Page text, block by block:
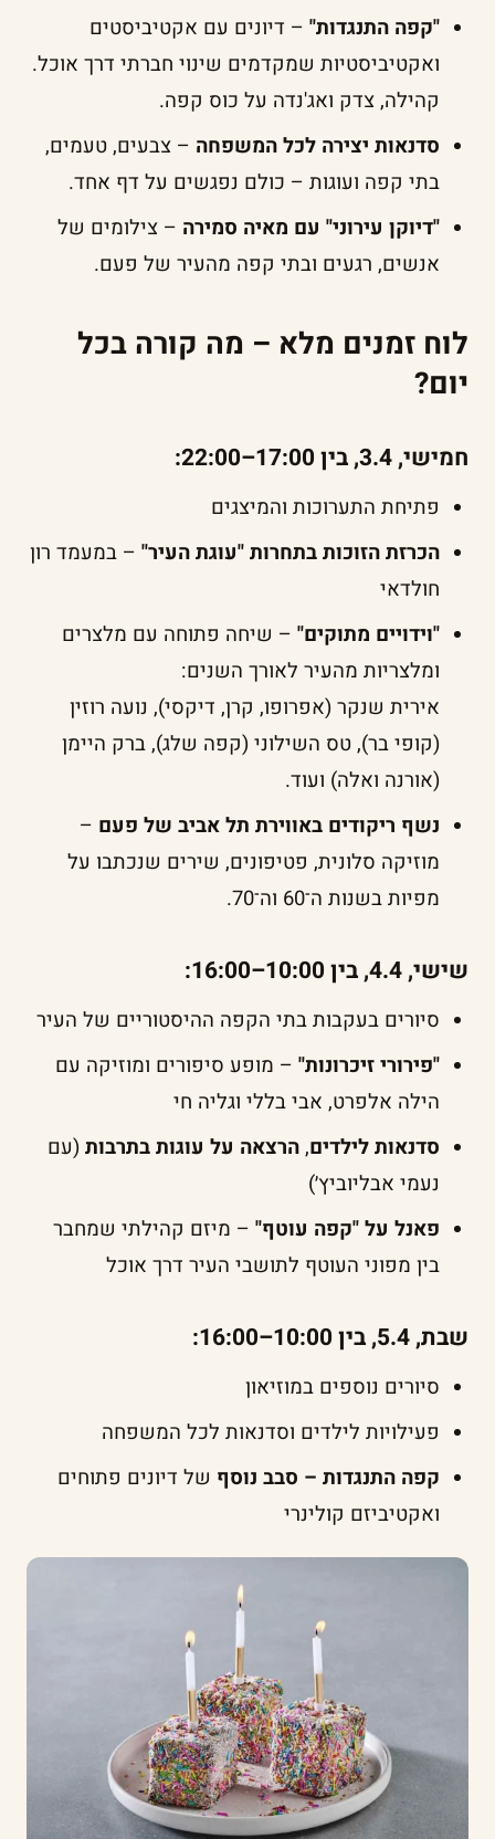
"קפה התנגדות"– דיונים עם אקטיביסטים
ואקטיביסטיות שמקדמים שינוי חברתי דרך אוכל.
קהילה, צדק ואג'נדה על כוס קפה.
סדנאות יצירה לכל המשפחה – צבעים, טעמים,
בתי קפה ועוגות – כולם נפגשים על דף אחד.
"דיוקן עירוני" עם מאיה סמירה – צילומים של
אנשים, רגעים ובתי קפה מהעיר של פעם.
לוח זמנים מלא – מה קורה בכל
יום?
חמישי, 3.4, בין 17:00–22:00:
פתיחת התערוכות והמיצגים
הכרזת הזוכות בתחרות "עוגת העיר"– במעמד רון
חולדאי
"וידויים מתוקים"– שיחה פתוחה עם מלצרים
ומלצריות מהעיר לאורך השנים:
אירית שנקר (אפרופו, קרן, דיקסי), נועה רוזין
(קופי בר), טס השילוני (קפה שלג), ברק היימן
(אורנה ואלה) ועוד.
נשף ריקודים באווירת תל אביב של פעם –
מוזיקה סלונית, פטיפונים, שירים שנכתבו על
מפיות בשנות ה־60 וה־70.
שישי, 4.4, בין 10:00–16:00:
סיורים בעקבות בתי הקפה ההיסטוריים של העיר
"פירורי זיכרונות"– מופע סיפורים ומוזיקה עם
הילה אלפרט, אבי בללי וגליה חי
סדנאות לילדים,הרצאה על עוגות בתרבות(עם
נעמי אבליוביץ׳)
פאנל על "קפה עוטף"– מיזם קהילתי שמחבר
בין מפוני העוטף לתושבי העיר דרך אוכל
שבת, 5.4, בין 10:00–16:00:
סיורים נוספים במוזיאון
פעילויות לילדים וסדנאות לכל המשפחה
קפה התנגדות – סבב נוסף של דיונים פתוחים
ואקטיביזם קולינרי